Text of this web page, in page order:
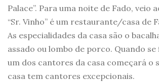
Palace”. Para uma noite de Fado, veio
“Sr. Vinho” é um restaurante/casa de
As especialidades da casa são o
assado ou lombo de porco. Quando
um dos cantores da casa começará o
casa tem cantores excepcionais.